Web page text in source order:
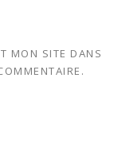
MON SITE DANS